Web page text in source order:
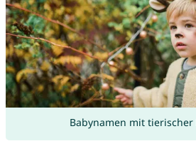
Babynamen mit